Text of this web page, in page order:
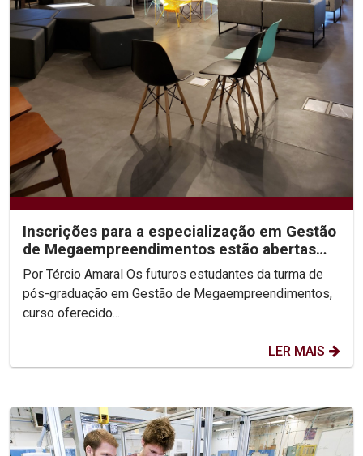
Inscrições para a especialização em Gestão
de Megaempreendimentos estão abertas
até 29 de fevereiro
Por Tércio Amaral Os futuros estudantes da turma de
pós-graduação em Gestão de Megaempreendimentos,
curso oferecido...
LER MAIS